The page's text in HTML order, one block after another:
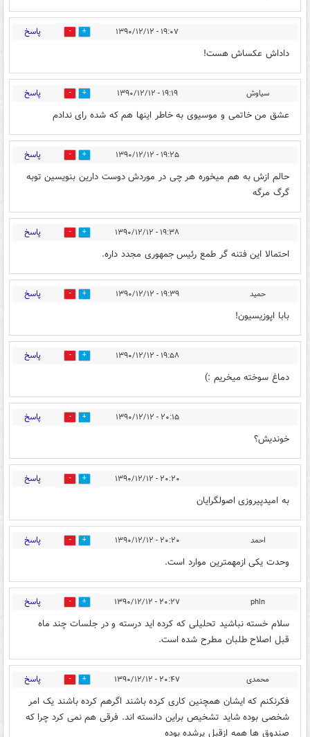
۱۹:۰۷ - ۱۳۹۰/۱۲/۱۲ 0 پاسخ
داداش عکساش هست!
سیاوش ۱۹:۱۹ - ۱۳۹۰/۱۲/۱۲ 0 پاسخ
عشق من خاتمی و موسیوی به خاطر اینها هم که شده رای ندادم
۱۹:۲۵ - ۱۳۹۰/۱۲/۱۲ 0 پاسخ
حالم ازش به هم میخوره هر چی در موردش دوست دارین بنویسین توبه
گرگ مرگه
۱۹:۳۸ - ۱۳۹۰/۱۲/۱۲ 0 پاسخ
احتمالا این فتنه گر طمع رئیس جمهوری مجدد داره.
حمید ۱۹:۳۹ - ۱۳۹۰/۱۲/۱۲ 0 پاسخ
بابا اپوزیسیون!
۱۹:۵۸ - ۱۳۹۰/۱۲/۱۲ 0 پاسخ
دماغ سوخته میخریم :)
۲۰:۱۵ - ۱۳۹۰/۱۲/۱۲ 0 پاسخ
خوندیش؟
۲۰:۲۰ - ۱۳۹۰/۱۲/۱۲ 0 پاسخ
به امیدپیروزی اصولگرایان
احمد ۲۰:۲۰ - ۱۳۹۰/۱۲/۱۲ 0 پاسخ
وحدت یکی ازمهمترین موارد است.
phln ۲۰:۲۷ - ۱۳۹۰/۱۲/۱۲ 0 پاسخ
سلام خسته نباشید تحلیلی که کرده اید درسته و در جلسات چند ماه
قبل اصلاح طلبان مطرح شده است.
محمدی ۲۰:۴۷ - ۱۳۹۰/۱۲/۱۲ 0 پاسخ
فکرنکنم که ایشان همچنین کاری کرده باشند اگرهم کرده باشند یک امر
شخصی بوده شاید تشخیص براین دانسته اند. فرقی هم نمی کرد چرا که
صندوق ها همه ازقبل یرشده بوده